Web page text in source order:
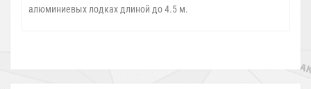
алюминиевых лодках длиной до 4.5 м.